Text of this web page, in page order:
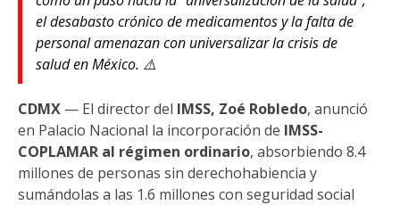
el desabasto crónico de medicamentos y la falta de
personal amenazan con universalizar la crisis de
salud en México. ⚠️
CDMX — El director del IMSS, Zoé Robledo, anunció
en Palacio Nacional la incorporación de IMSS-
COPLAMAR al régimen ordinario, absorbiendo 8.4
millones de personas sin derechohabiencia y
sumándolas a las 1.6 millones con seguridad social